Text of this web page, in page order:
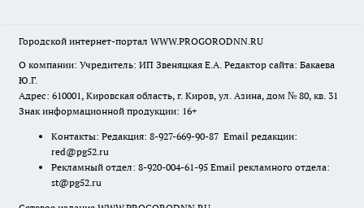
Городской интернет-портал WWW.PROGORODNN.RU
О компании: Учредитель: ИП Звеняцкая Е.А. Редактор сайта: Бакаева
Ю.Г.
Адрес: 610001, Кировская область, г. Киров, ул. Азина, дом № 80, кв. 31
Знак информационной продукции: 16+
Контакты: Редакция: 8-927-669-90-87 Email редакции:
red@pg52.ru
Рекламный отдел: 8-920-004-61-95 Email рекламного отдела:
st@pg52.ru